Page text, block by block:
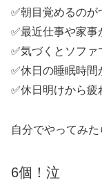
✅朝目覚めるの
✅最近仕事や家事
✅気づくとソファ
✅休日の睡眠時
✅休日明けから疲
自分でやってみた
6個！泣